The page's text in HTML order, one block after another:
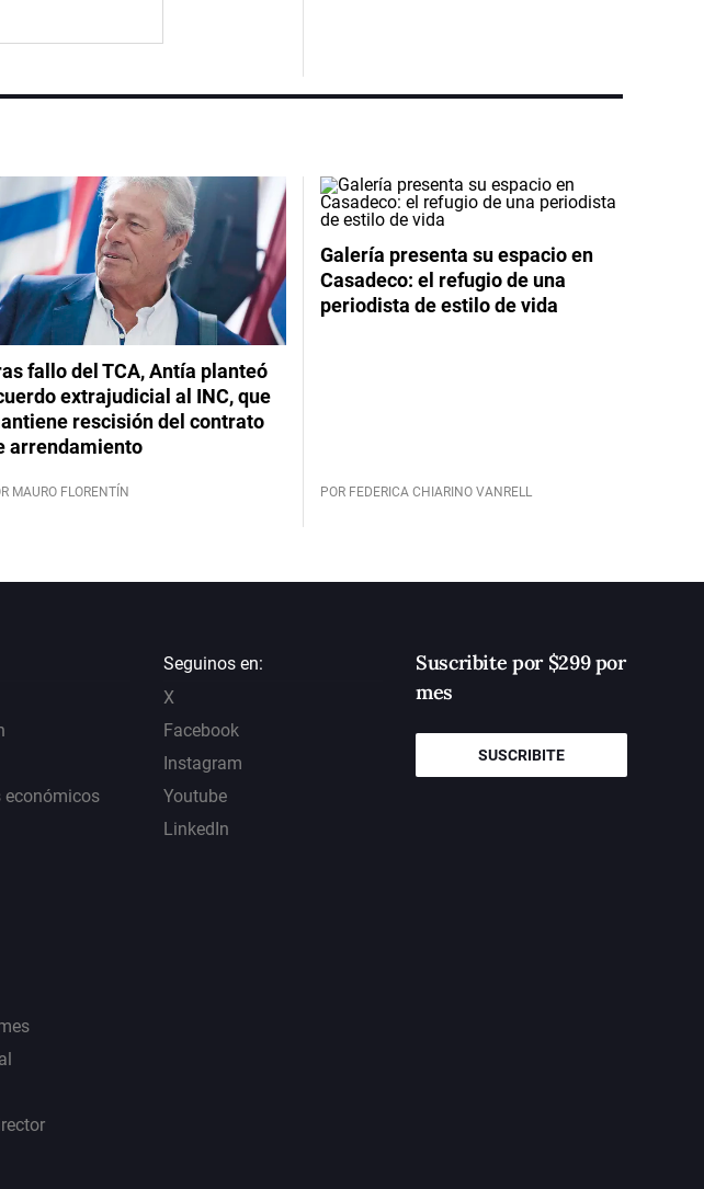
fallo del TCA, Antía planteó
extrajudicial al INC, que
rescisión del contrato
arrendamiento
MAURO FLORENTÍN
Galería presenta su espacio en
Casadeco: el refugio de una
periodista de estilo de vida
POR FEDERICA CHIARINO VANRELL
económicos
Seguinos en:
X
Facebook
Instagram
Youtube
LinkedIn
Suscribite por $299 por
mes
SUSCRIBITE